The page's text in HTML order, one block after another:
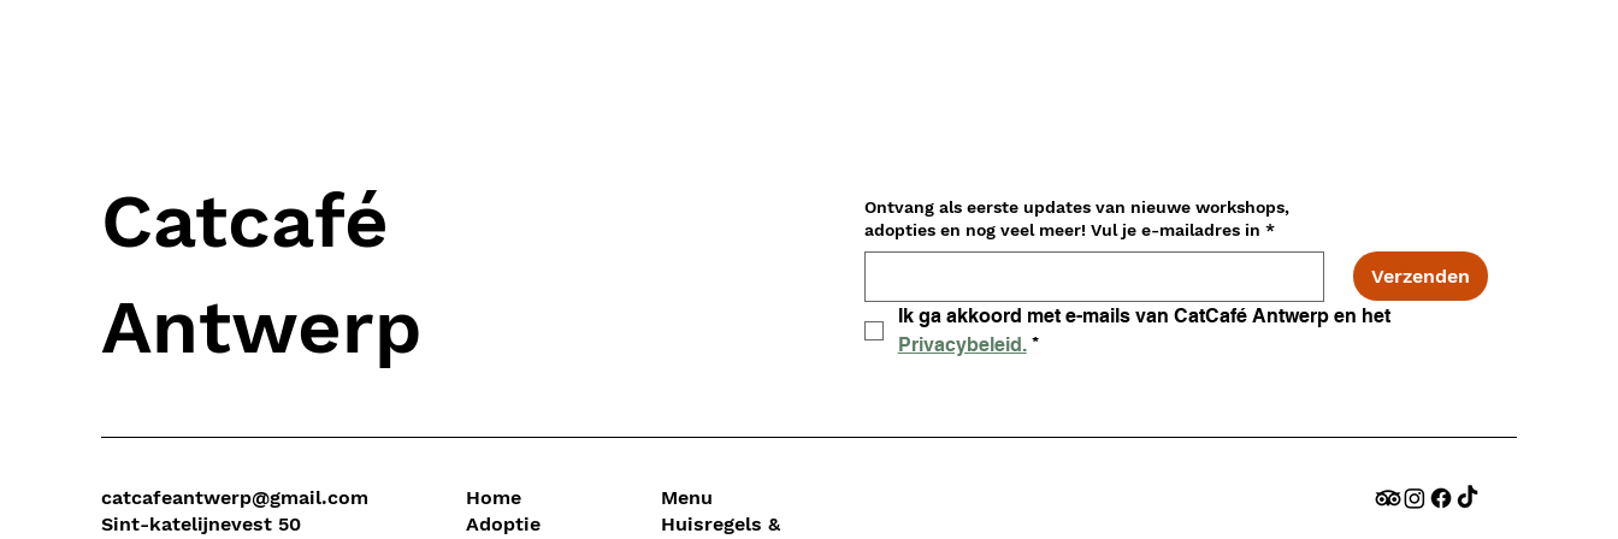
Catcafé
Antwerp
Ontvang als eerste updates van nieuwe workshops,
adopties en nog veel meer! Vul je e-mailadres in *
Verzenden
Ik ga akkoord met e-mails van CatCafé Antwerp en het
Privacybeleid. *
catcafeantwerp@gmail.com
Sint-katelijnevest 50
Home
Adoptie
Menu
Huisregels &